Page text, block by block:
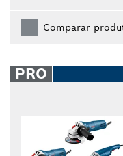
Comparar
PRO